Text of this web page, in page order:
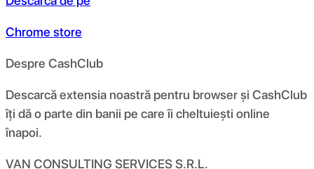
Chrome store
Despre CashClub
Descarcă extensia noastră pentru browser și CashClub
îți dă o parte din banii pe care îi cheltuiești online
înapoi.
VAN CONSULTING SERVICES S.R.L.